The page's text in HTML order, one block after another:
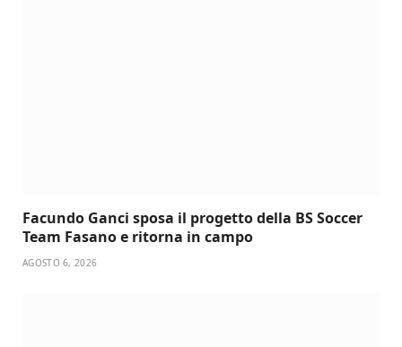
Facundo Ganci sposa il progetto della BS Soccer
Team Fasano e ritorna in campo
AGOSTO 6, 2026